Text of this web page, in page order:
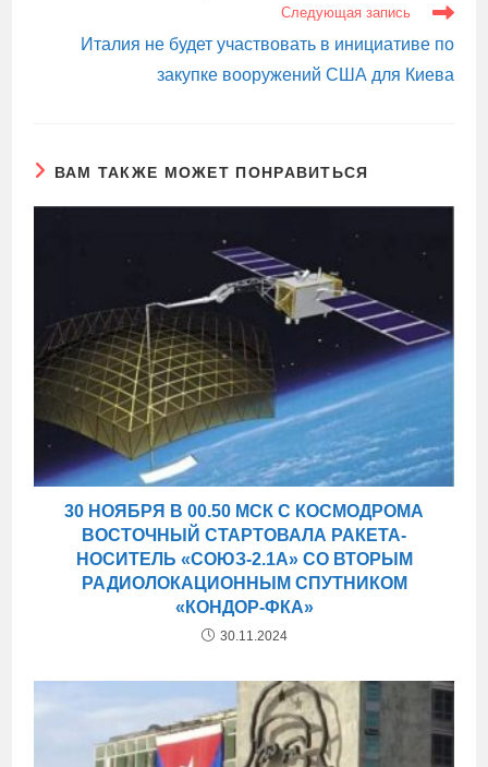
Следующая запись
Италия не будет участвовать в инициативе по
закупке вооружений США для Киева
ВАМ ТАКЖЕ МОЖЕТ ПОНРАВИТЬСЯ
30 НОЯБРЯ В 00.50 МСК С КОСМОДРОМА
ВОСТОЧНЫЙ СТАРТОВАЛА РАКЕТА-
НОСИТЕЛЬ «СОЮЗ-2.1А» СО ВТОРЫМ
РАДИОЛОКАЦИОННЫМ СПУТНИКОМ
«КОНДОР-ФКА»
30.11.2024